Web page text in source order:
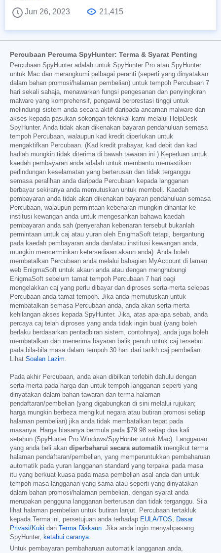
Jun 26, 2023
21,415
Percubaan Percuma SpyHunter: Terma & Syarat Penting
Percubaan SpyHunter adalah untuk SpyHunter Pro atau SpyHunter
untuk Mac dan merangkumi pelbagai peranti (seperti yang dinyatakan
dalam bahan promosi/halaman pembelian) untuk tempoh Percubaan 7
hari sekali sahaja, menawarkan fungsi pengesanan dan penyingkiran
malware yang komprehensif, pengawal berprestasi tinggi untuk
melindungi sistem anda secara aktif daripada ancaman malware dan
akses kepada pasukan sokongan teknikal kami melalui HelpDesk
SpyHunter. Anda tidak akan dikenakan bayaran pendahuluan semasa
tempoh Percubaan, walaupun kad kredit diperlukan untuk
mengaktifkan Percubaan. (Kad kredit prabayar, kad debit dan kad
hadiah mungkin tidak diterima di bawah tawaran ini.) Keperluan untuk
kaedah pembayaran anda adalah untuk membantu memastikan
perlindungan keselamatan yang berterusan dan tidak terganggu
semasa peralihan anda daripada Percubaan kepada langganan
berbayar sekiranya anda memutuskan untuk membeli. Kaedah
pembayaran anda tidak akan dikenakan bayaran pendahuluan semasa
Percubaan, walaupun permintaan kebenaran mungkin dihantar ke
institusi kewangan anda untuk mengesahkan bahawa kaedah
pembayaran anda sah (penyerahan kebenaran tersebut bukanlah
permintaan untuk caj atau yuran oleh EnigmaSoft tetapi, bergantung
pada kaedah pembayaran anda dan/atau institusi kewangan anda,
mungkin mencerminkan ketersediaan akaun anda). Anda boleh
membatalkan Percubaan anda melalui bahagian MyAccount di laman
web EnigmaSoft untuk akaun anda atau dengan menghubungi
EnigmaSoft sebelum tamat tempoh Percubaan 7 hari bagi
mengelakkan caj yang perlu dibayar dan diproses serta-merta selepas
Percubaan anda tamat tempoh. Jika anda memutuskan untuk
membatalkan semasa Percubaan anda, anda akan serta-merta
kehilangan akses kepada SpyHunter. Jika, atas apa-apa sebab, anda
percaya caj telah diproses yang anda tidak ingin buat (yang boleh
berlaku berdasarkan pentadbiran sistem, contohnya), anda juga boleh
membatalkan dan menerima bayaran balik penuh untuk caj tersebut
pada bila-bila masa dalam tempoh 30 hari dari tarikh caj pembelian.
Lihat Soalan Lazim.
Pada akhir Percubaan, anda akan dibilkan terlebih dahulu dengan
serta-merta pada harga dan untuk tempoh langganan seperti yang
dinyatakan dalam bahan tawaran dan terma halaman
pendaftaran/pembelian (yang digabungkan di sini melalui rujukan;
harga mungkin berbeza mengikut negara atau butiran promosi setiap
halaman pembelian) jika anda tidak membatalkan tepat pada
masanya. Harga biasanya bermula pada $79.98 setiap dua kali
setahun (SpyHunter Pro Windows/SpyHunter untuk Mac). Langganan
yang anda beli akan diperbaharui secara automatik mengikut terma
halaman pendaftaran/pembelian, yang memperuntukkan pembaharuan
automatik pada yuran langganan standard yang terpakai pada masa
itu yang berkuat kuasa pada masa pembelian asal anda dan untuk
tempoh masa langganan yang sama atau seperti yang dinyatakan
dalam bahan promosi/halaman pembelian, dengan syarat anda
merupakan pengguna langganan berterusan dan tidak terganggu. Sila
lihat halaman pembelian untuk butiran lanjut. Percubaan tertakluk
kepada Terma ini, persetujuan anda terhadap EULA/TOS, Dasar
Privasi/Kuki dan Terma Diskaun. Jika anda ingin menyahpasang
SpyHunter, ketahui caranya.
Untuk pembayaran pembaharuan automatik langganan anda,